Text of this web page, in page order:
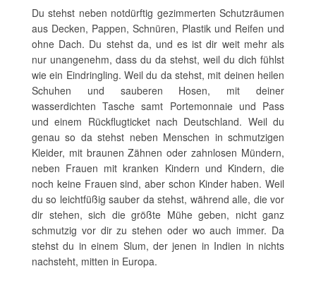
Du stehst neben notdürftig gezimmerten Schutzräumen
aus Decken, Pappen, Schnüren, Plastik und Reifen und
ohne Dach. Du stehst da, und es ist dir weit mehr als
nur unangenehm, dass du da stehst, weil du dich fühlst
wie ein Eindringling. Weil du da stehst, mit deinen heilen
Schuhen und sauberen Hosen, mit deiner
wasserdichten Tasche samt Portemonnaie und Pass
und einem Rückflugticket nach Deutschland. Weil du
genau so da stehst neben Menschen in schmutzigen
Kleider, mit braunen Zähnen oder zahnlosen Mündern,
neben Frauen mit kranken Kindern und Kindern, die
noch keine Frauen sind, aber schon Kinder haben. Weil
du so leichtfüßig sauber da stehst, während alle, die vor
dir stehen, sich die größte Mühe geben, nicht ganz
schmutzig vor dir zu stehen oder wo auch immer. Da
stehst du in einem Slum, der jenen in Indien in nichts
nachsteht, mitten in Europa.